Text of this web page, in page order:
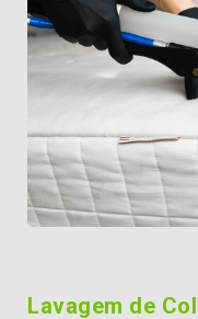
Lavagem de